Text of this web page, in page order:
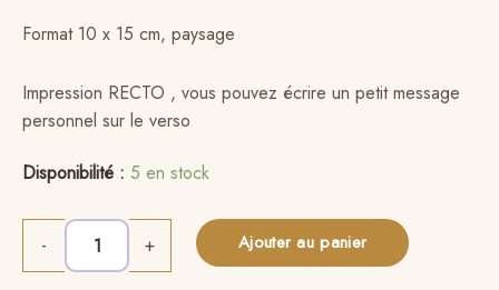
Format 10 x 15 cm, paysage
Impression RECTO , vous pouvez écrire un petit message
personnel sur le verso
Disponibilité : 5 en stock
- + Ajouter au panier